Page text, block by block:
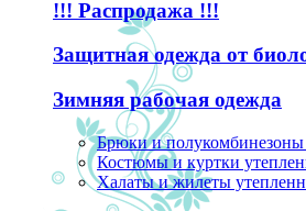
!!! Распродажа !!!
Защитная одежда от
Зимняя рабочая одежда
Брюки и полукомбинезоны
Костюмы и куртки
Халаты и жилеты